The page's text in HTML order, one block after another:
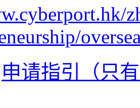
申请指引（只